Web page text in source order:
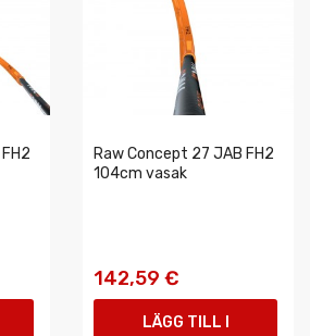
Raw Concept 27 JAB FH2
104cm vasak
142,59 €
LÄGG TILL I